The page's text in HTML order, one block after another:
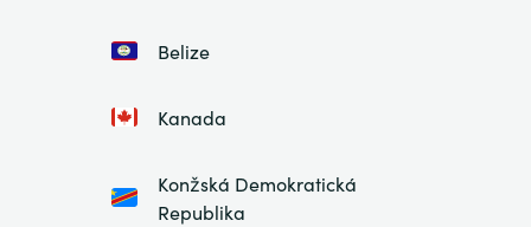
Belize
Kanada
Konžská Demokratická
Republika